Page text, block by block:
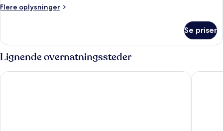
Flere oplysninger
Flere
Se priser
Lignende overnatningssteder
Barceló Sants